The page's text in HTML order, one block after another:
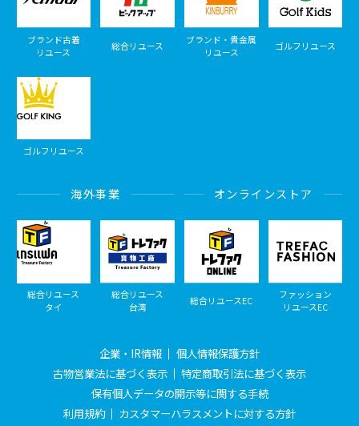
ブランド古着
リユース
総合リユース
ブランド・貴金属
リユース
ゴルフリユース
ゴルフリユース
海外事業
総合リユース
タイ
総合リユース
台湾
オンラインストア
総合リユースEC
ファッション
リユースEC
企業・IR情報
個人情報保護方針
古物営業法に基づく表示
特定商取引法に基づく表示
保有個人データの開示等に関する手続
利用規約
カスタマーハラスメントに対する方針